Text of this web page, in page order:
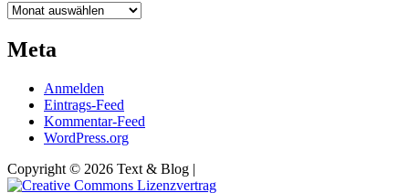
Archiv
Meta
Anmelden
Eintrags-Feed
Kommentar-Feed
WordPress.org
Copyright © 2026 Text & Blog |